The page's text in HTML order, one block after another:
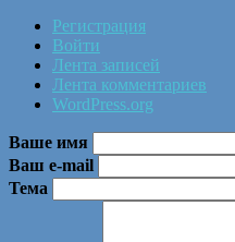
Регистрация
Войти
Лента записей
Лента комментариев
WordPress.org
Ваше имя
Ваш e-mail
Тема